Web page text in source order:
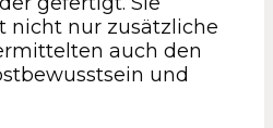
nicht nur zusätzliche
auch den
und